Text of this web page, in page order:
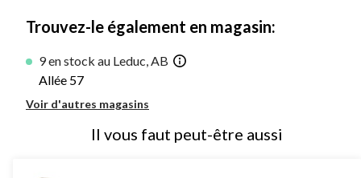
Trouvez-le également en magasin:
9 en stock au Leduc, AB
Allée 57
Voir d'autres magasins
Il vous faut peut-être aussi